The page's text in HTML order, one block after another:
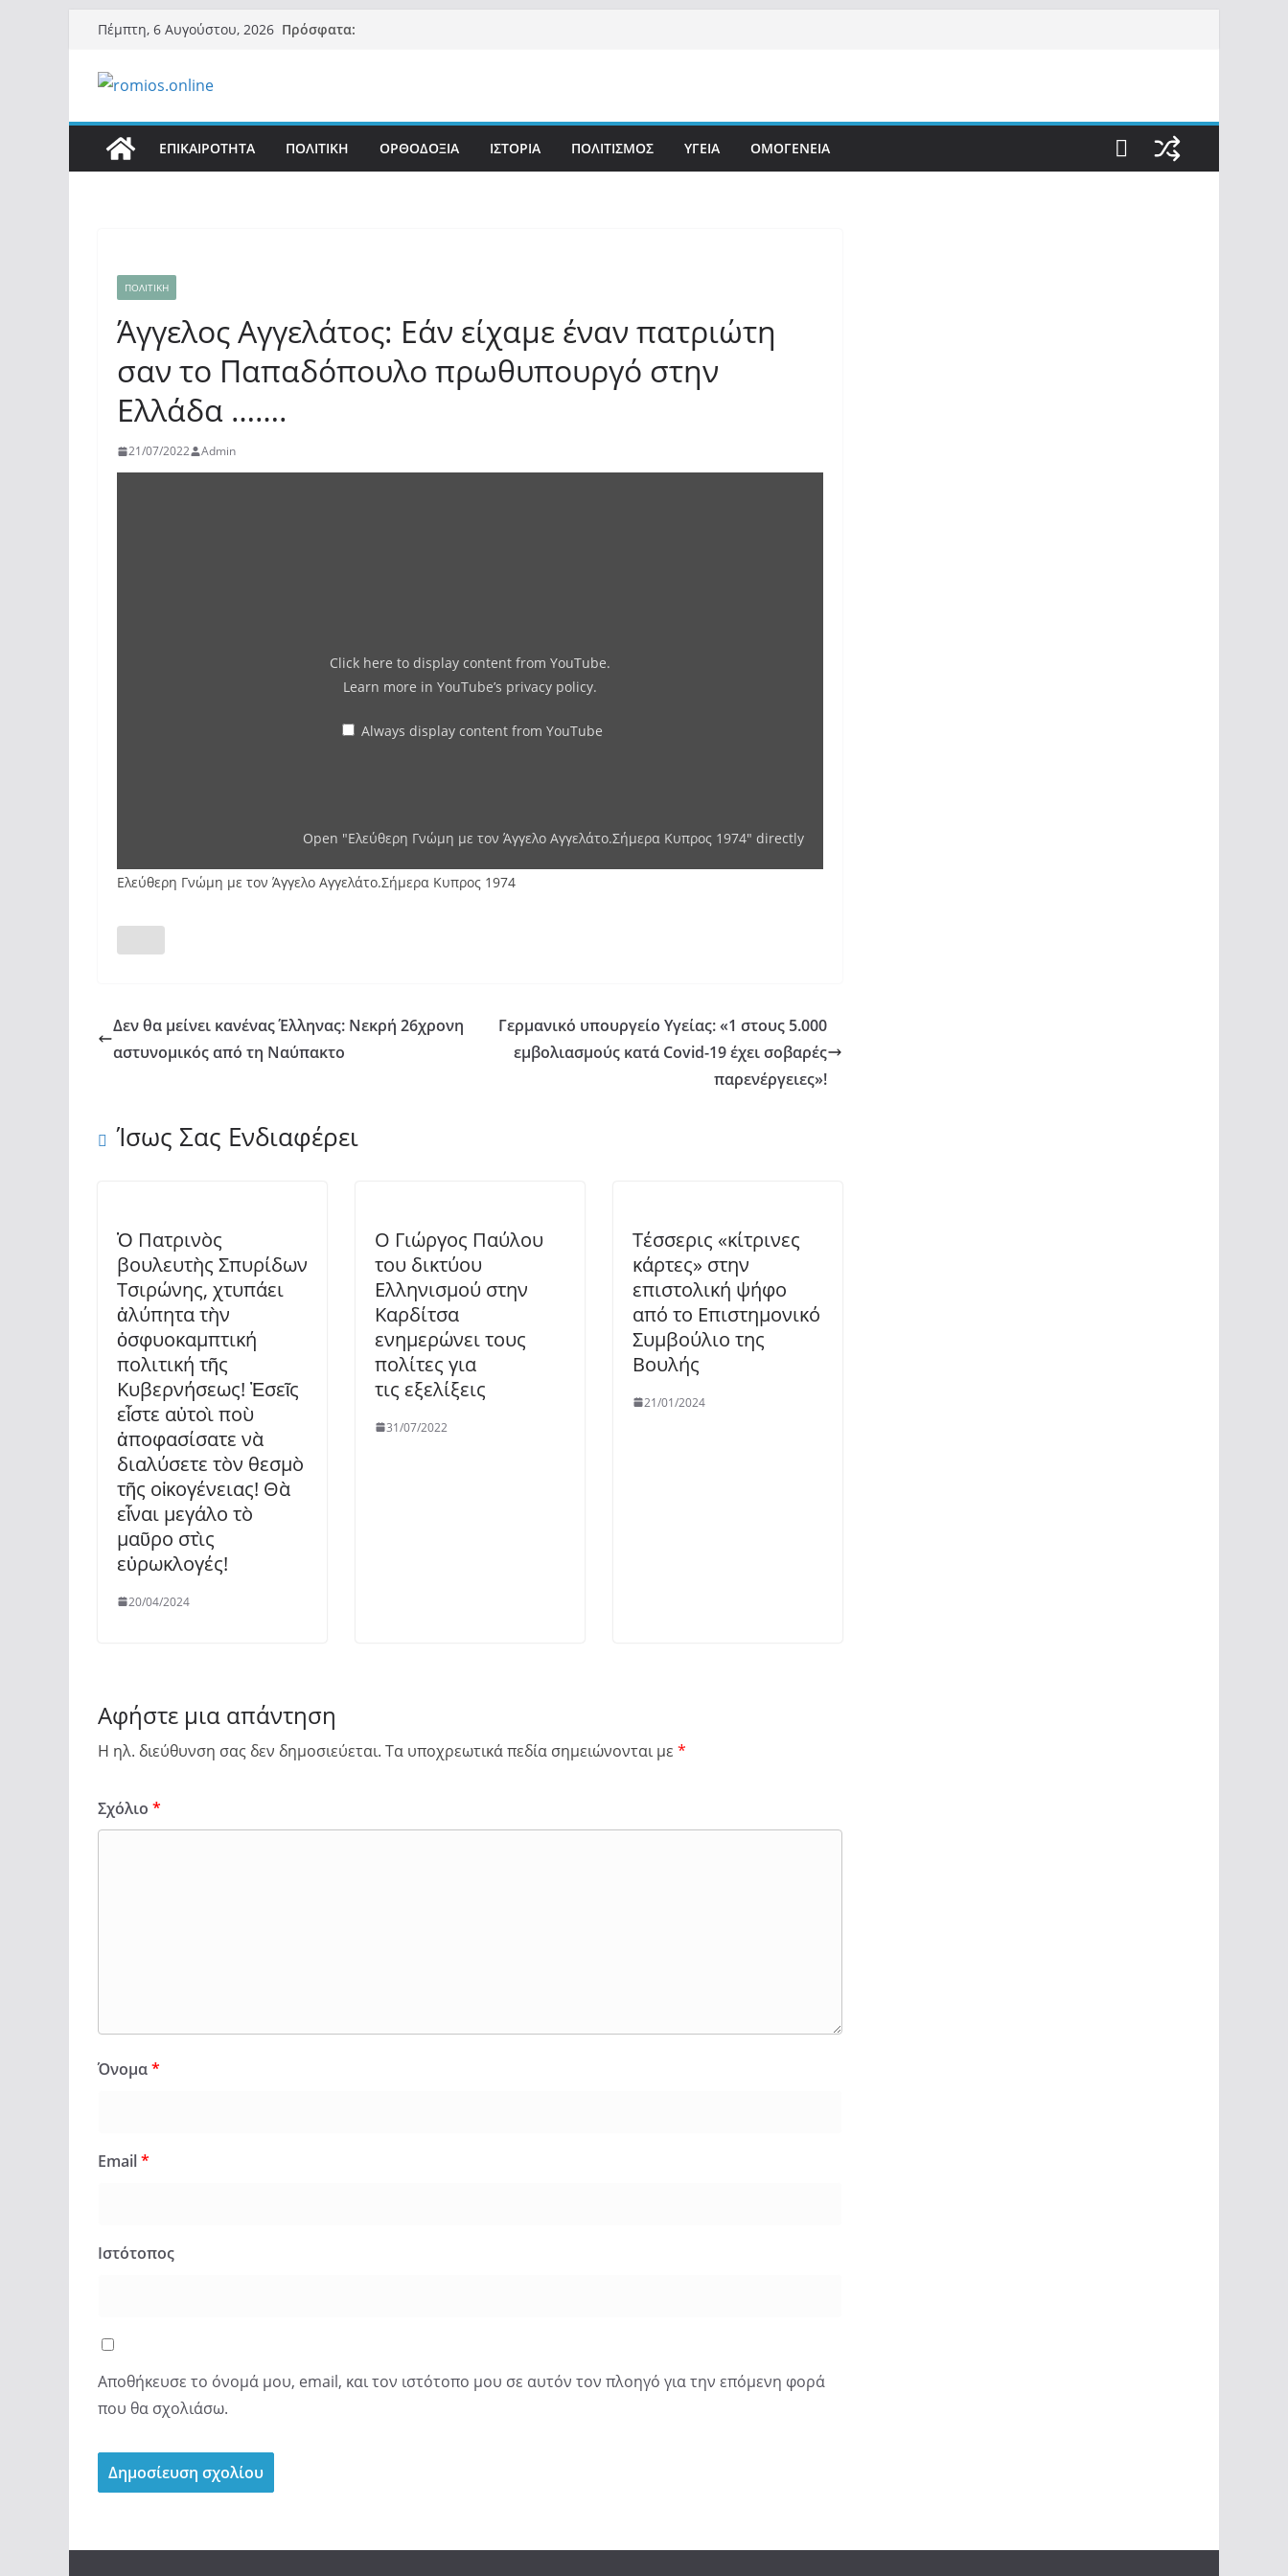
Μετάβαση
περιεχόμενο
Πέμπτη, 6 Αυγούστου, 2026 Πρόσφατα:
ΕΠΙΚΑΙΡΟΤΗΤΑ ΠΟΛΙΤΙΚΗ ΟΡΘΟΔΟΞΙΑ ΙΣΤΟΡΙΑ ΠΟΛΙΤΙΣΜΟΣ ΥΓΕΙΑ ΟΜΟΓΕΝΕΙΑ
ΠΟΛΙΤΙΚΗ
Άγγελος Αγγελάτος: Εάν είχαμε έναν πατριώτη
σαν το Παπαδόπουλο πρωθυπουργό στην
Ελλάδα …….
21/07/2022 Admin
Κυπρος
1974"
from
Click here to display content from YouTube.
Learn more in YouTube’s privacy policy.
Always display content from YouTube
Open "Ελεύθερη Γνώμη με τον Άγγελο Αγγελάτο.Σήμερα Κυπρος 1974" directly
Ελεύθερη Γνώμη με τον Άγγελο Αγγελάτο.Σήμερα Κυπρος 1974
Δεν θα μείνει κανένας Έλληνας: Νεκρή 26χρονη
αστυνομικός από τη Ναύπακτο
Γερμανικό υπουργείο Υγείας: «1 στους 5.000
εμβολιασμούς κατά Covid-19 έχει σοβαρές
παρενέργειες»!
Ίσως Σας Ενδιαφέρει
Ὁ Πατρινὸς
βουλευτὴς Σπυρίδων
Τσιρώνης, χτυπάει
ἀλύπητα τὴν
ὀσφυοκαμπτική
πολιτική τῆς
Κυβερνήσεως! Ἐσεῖς
εἶστε αὐτοὶ ποὺ
ἀποφασίσατε νὰ
διαλύσετε τὸν θεσμὸ
τῆς οἰκογένειας! Θὰ
εἶναι μεγάλο τὸ
μαῦρο στὶς
εὐρωκλογές!
20/04/2024
Ο Γιώργος Παύλου
του δικτύου
Ελληνισμού στην
Καρδίτσα
ενημερώνει τους
πολίτες για
τις εξελίξεις
31/07/2022
Τέσσερις «κίτρινες
κάρτες» στην
επιστολική ψήφο
από το Επιστημονικό
Συμβούλιο της
Βουλής
21/01/2024
Αφήστε μια απάντηση
Η ηλ. διεύθυνση σας δεν δημοσιεύεται. Τα υποχρεωτικά πεδία σημειώνονται με *
Σχόλιο *
Όνομα*
Email*
Ιστότοπος
Αποθήκευσε το όνομά μου, email, και τον ιστότοπο μου σε αυτόν τον πλοηγό για την επόμενη φορά
που θα σχολιάσω.